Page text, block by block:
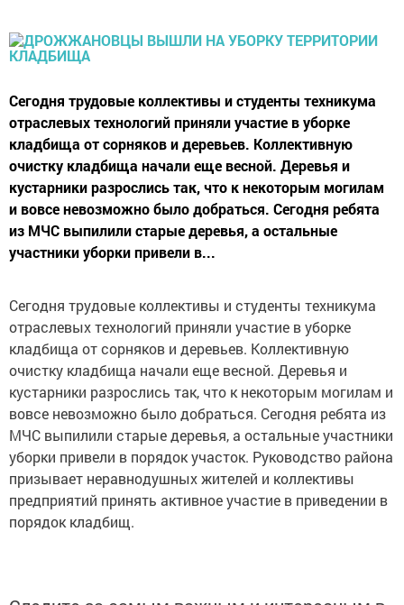
Сегодня трудовые коллективы и студенты техникума
отраслевых технологий приняли участие в уборке
кладбища от сорняков и деревьев. Коллективную
очистку кладбища начали еще весной. Деревья и
кустарники разрослись так, что к некоторым могилам
и вовсе невозможно было добраться. Сегодня ребята
из МЧС выпилили старые деревья, а остальные
участники уборки привели в...
Сегодня трудовые коллективы и студенты техникума
отраслевых технологий приняли участие в уборке
кладбища от сорняков и деревьев. Коллективную
очистку кладбища начали еще весной. Деревья и
кустарники разрослись так, что к некоторым могилам и
вовсе невозможно было добраться. Сегодня ребята из
МЧС выпилили старые деревья, а остальные участники
уборки привели в порядок участок. Руководство района
призывает неравнодушных жителей и коллективы
предприятий принять активное участие в приведении в
порядок кладбищ.